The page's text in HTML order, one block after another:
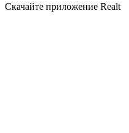
Скачайте приложение Realt